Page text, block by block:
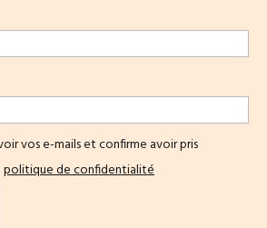
vos e-mails et confirme avoir pris
politique de confidentialité